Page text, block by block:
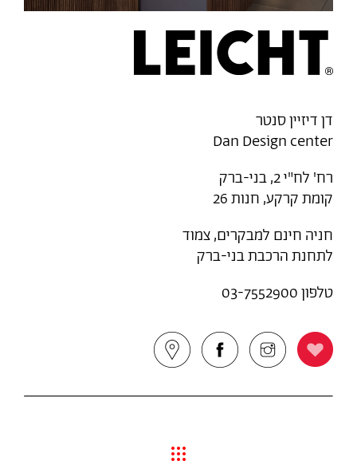
דן דיזיין סנטר
Dan Design center
רח' לח"י 2, בני-ברק
קומת קרקע, חנות 26
חניה חינם למבקרים, צמוד
לתחנת הרכבת בני-ברק
טלפון 03-7552900
Add
to
Favorites
עקוב
אחרינו
באינסטגרם
עקוב
אחרינו
בפייסבוק
במפה
חזרה